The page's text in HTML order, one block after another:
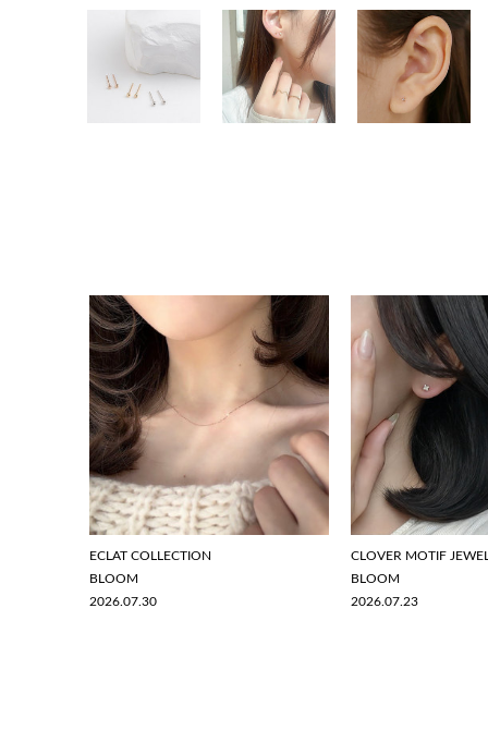
ECLAT COLLECTION
BLOOM
2026.07.30
CLOVER MOTIF
BLOOM
2026.07.23